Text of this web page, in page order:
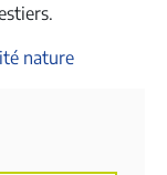
nature